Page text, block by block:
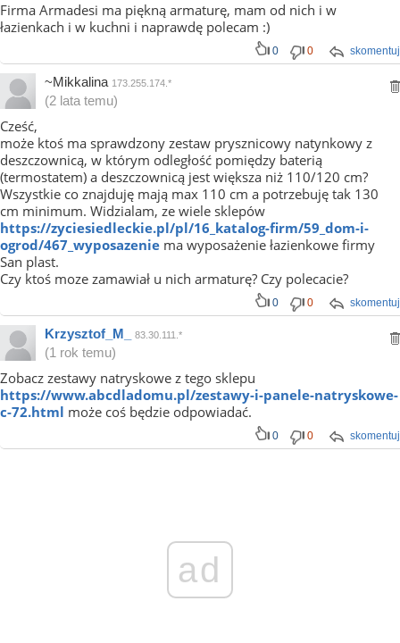
Firma Armadesi ma piękną armaturę, mam od nich i w
łazienkach i w kuchni i naprawdę polecam :)
skomentuj
0 0
~Mikkalina 173.255.174.*
(2 lata temu)
Cześć,
może ktoś ma sprawdzony zestaw prysznicowy natynkowy z
deszczownicą, w którym odległość pomiędzy baterią
(termostatem) a deszczownicą jest większa niż 110/120 cm?
Wszystkie co znajduję mają max 110 cm a potrzebuję tak 130
cm minimum. Widzialam, ze wiele sklepów
https://zyciesiedleckie.pl/pl/16_katalog-firm/59_dom-i-
ogrod/467_wyposazenie ma wyposażenie łazienkowe firmy
San plast.
Czy ktoś moze zamawiał u nich armaturę? Czy polecacie?
skomentuj
0 0
Krzysztof_M_ 83.30.111.*
(1 rok temu)
Zobacz zestawy natryskowe z tego sklepu
https://www.abcdladomu.pl/zestawy-i-panele-natryskowe-
c-72.html może coś będzie odpowiadać.
skomentuj
0 0
ad